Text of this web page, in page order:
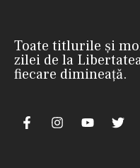
Toate titlurile și
zilei de la
fiecare dimineață.